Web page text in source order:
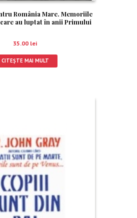
România Mare. Memoriile
au luptat în anii Primului
35.00 lei
CITEȘTE MAI MULT